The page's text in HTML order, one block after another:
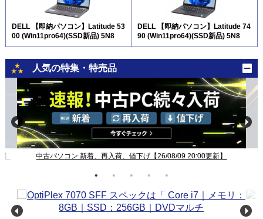
DELL 【即納パソコン】Latitude 53
00 (Win11pro64)(SSD新品) 5N8
DELL 【即納パソコン】Latitude 74
90 (Win11pro64)(SSD新品) 5N8
人気の特集・特売品
中古パソコン 新着、再入荷、値下げ【26/08/09 20:00更新】